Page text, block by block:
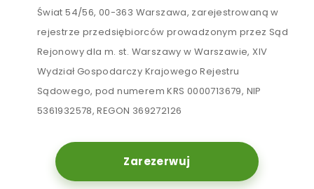
Świat 54/56, 00-363 Warszawa, zarejestrowaną w
rejestrze przedsiębiorców prowadzonym przez Sąd
Rejonowy dla m. st. Warszawy w Warszawie, XIV
Wydział Gospodarczy Krajowego Rejestru
Sądowego, pod numerem KRS 0000713679, NIP
5361932578, REGON 369272126
Zarezerwuj